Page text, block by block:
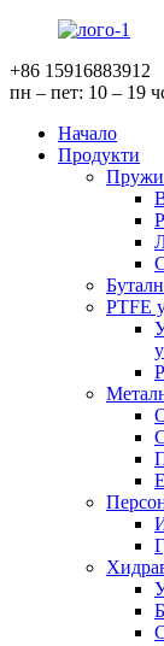
+86 15916883912
пн – пет: 10 – 19 ч
Начало
Продукти
PTFE